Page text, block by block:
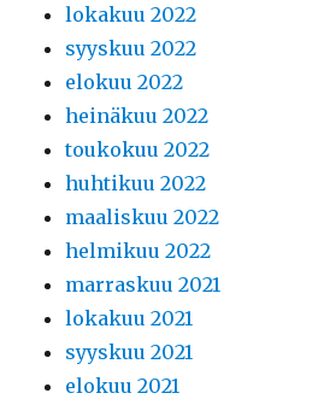
lokakuu 2022
syyskuu 2022
elokuu 2022
heinäkuu 2022
toukokuu 2022
huhtikuu 2022
maaliskuu 2022
helmikuu 2022
marraskuu 2021
lokakuu 2021
syyskuu 2021
elokuu 2021